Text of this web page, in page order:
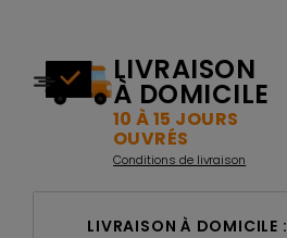
LIVRAISON
À DOMICILE
10 À 15 JOURS
OUVRÉS
Conditions de livraison
LIVRAISON À DOMICILE :